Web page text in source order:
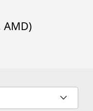
AMD)